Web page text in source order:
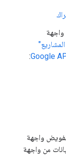
:
واجهة
من واجهة